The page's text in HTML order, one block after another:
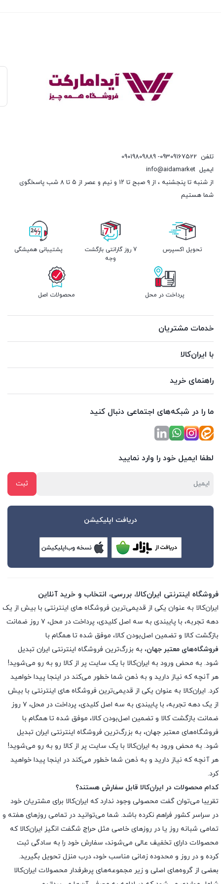
تلفن 09309167522- 09019809889
ایمیل info@aidamarket
از شنبه تا پنجشنبه ، از ۹ صبح تا ۱۲ و نیم و عصر از ۵ تا ۸ شب پاسخگوی
شما هستیم
تحویل اکسپرس
7 روز گارانتی بازگشت
وجه
پشتیبانی همیشگی
پرداخت در محل محصولات اصل
خدمات مشتریان
با ایران‌کالا
راهنمای خرید
ما را در شبکه‌های اجتماعی دنبال کنید
لطفا ایمیل خود را وارد نمایید
دریافت اپلیکیشن
فروشگاه اینترنتی ایران‌کالا، بررسی، انتخاب و خرید آنلاین
ایران‌کالا به عنوان یکی از قدیمی‌ترین فروشگاه های اینترنتی با بیش از یک
دهه تجربه، با پایبندی به سه اصل کلیدی، پرداخت در محل، ۷ روز ضمانت
بازگشت کالا و تضمین اصل‌بودن کالا، موفق شده تا همگام با
فروشگاه‌های معتبر جهان، به بزرگ‌ترین فروشگاه اینترنتی ایران تبدیل
شود. به محض ورود به ایران‌کالا با یک سایت پر از کالا رو به رو می‌شوید!
هر آنچه که نیاز دارید و به ذهن شما خطور می‌کند در اینجا پیدا خواهید
کرد. ایران‌کالا به عنوان یکی از قدیمی‌ترین فروشگاه های اینترنتی با بیش
از یک دهه تجربه، با پایبندی به سه اصل کلیدی، پرداخت در محل، ۷ روز
ضمانت بازگشت کالا و تضمین اصل‌بودن کالا، موفق شده تا همگام با
فروشگاه‌های معتبر جهان، به بزرگ‌ترین فروشگاه اینترنتی ایران تبدیل
شود. به محض ورود به ایران‌کالا با یک سایت پر از کالا رو به رو می‌شوید!
هر آنچه که نیاز دارید و به ذهن شما خطور می‌کند در اینجا پیدا خواهید
کرد.
کدام محصولات در ایران‌کالا قابل سفارش هستند؟
تقریبا می‌توان گفت محصولی وجود ندارد که ایران‌کالا برای مشتریان خود
در سراسر کشور فراهم نکرده باشد. شما می‌توانید در تمامی روزهای هفته و
تمامی شبانه روز یا در روزهای خاصی مثل حراج شگفت انگیز ایران‌کالا که
محصولات دارای تخفیف عالی می‌شوند، سفارش خود را به سادگی ثبت
کرده و در روز و محدوده زمانی مناسب خود، درب منزل تحویل بگیرید.
بعضی از گروه‌های اصلی و زیر مجموعه‌های پرطرفدار محصولات ایران‌کالا